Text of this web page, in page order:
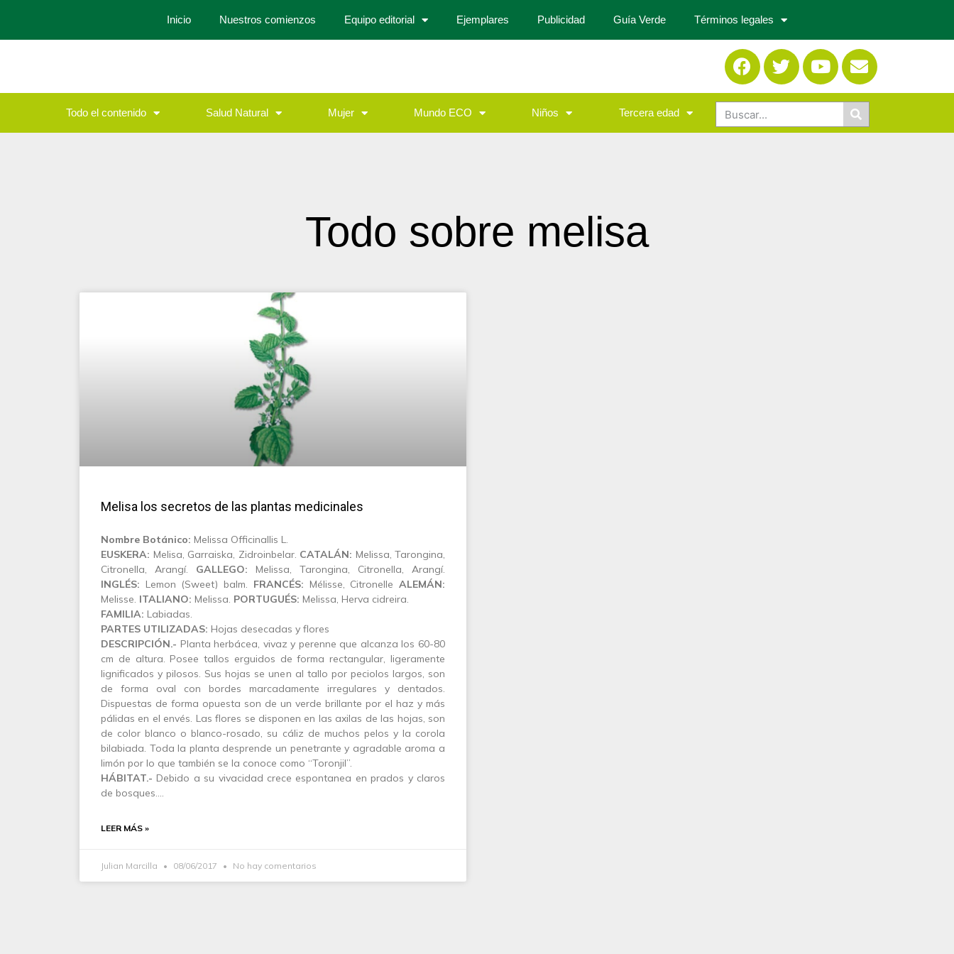
Inicio Nuestros comienzos Equipo editorial Ejemplares Publicidad Guía Verde Términos legales
Todo el contenido Salud Natural Mujer Mundo ECO Niños Tercera edad
Todo sobre melisa
Melisa los secretos de las plantas medicinales
Nombre Botánico: Melissa Officinallis L.
EUSKERA: Melisa, Garraiska, Zidroinbelar. CATALÁN: Melissa, Tarongina,
Citronella, Arangí. GALLEGO: Melissa, Tarongina, Citronella, Arangí.
INGLÉS: Lemon (Sweet) balm. FRANCÉS: Mélisse, CitronelleALEMÁN:
Melisse. ITALIANO: Melissa. PORTUGUÉS: Melissa, Herva cidreira.
FAMILIA: Labiadas.
PARTES UTILIZADAS: Hojas desecadas y flores
DESCRIPCIÓN.- Planta herbácea, vivaz y perenne que alcanza los 60-80
cm de altura. Posee tallos erguidos de forma rectangular, ligeramente
lignificados y pilosos. Sus hojas se unen al tallo por peciolos largos, son
de forma oval con bordes marcadamente irregulares y dentados.
Dispuestas de forma opuesta son de un verde brillante por el haz y más
pálidas en el envés. Las flores se disponen en las axilas de las hojas, son
de color blanco o blanco-rosado, su cáliz de muchos pelos y la corola
bilabiada. Toda la planta desprende un penetrante y agradable aroma a
limón por lo que también se la conoce como “Toronjil”.
HÁBITAT.- Debido a su vivacidad crece espontanea en prados y claros
de bosques.…
LEER MÁS »
Julian Marcilla 08/06/2017 No hay comentarios